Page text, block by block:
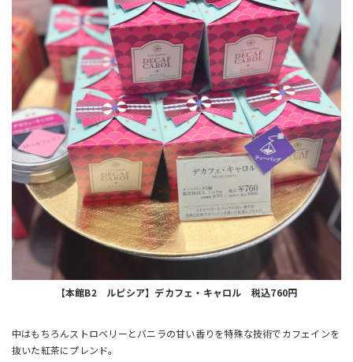
【本館B2 ルピシア】デカフェ・キャロル 税込760円
中はもちろんストロベリーとバニラの甘い香りを特殊な技術でカフェインを
抜いた紅茶にプレンド。